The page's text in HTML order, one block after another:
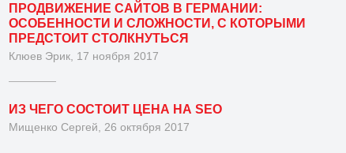
ПРОДВИЖЕНИЕ САЙТОВ В ГЕРМАНИИ:
ОСОБЕННОСТИ И СЛОЖНОСТИ, С КОТОРЫМИ
ПРЕДСТОИТ СТОЛКНУТЬСЯ
Клюев Эрик, 17 ноября 2017
ИЗ ЧЕГО СОСТОИТ ЦЕНА НА SEO
Мищенко Сергей, 26 октября 2017